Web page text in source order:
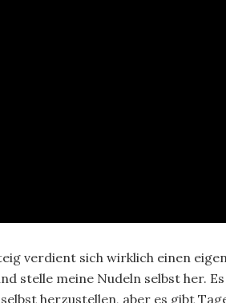
verdient sich wirklich einen
stelle meine Nudeln selbst her.
selbst herzustellen, aber es gibt